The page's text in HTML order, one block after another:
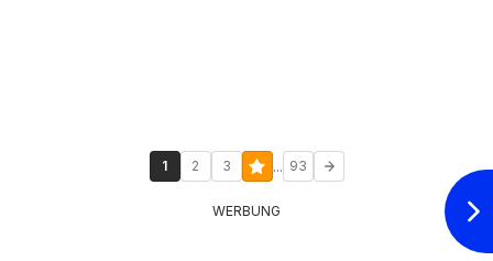
1 2 3 ... 93
WERBUNG